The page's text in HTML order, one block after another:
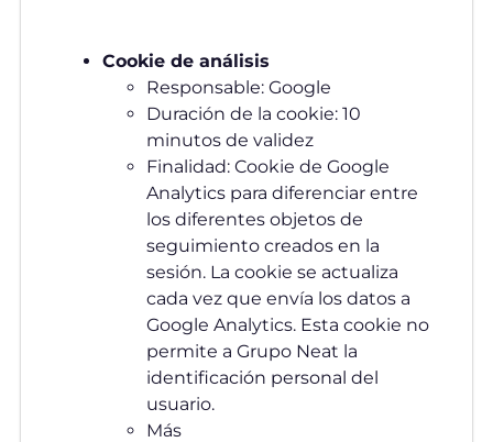
Cookie de análisis
Responsable: Google
Duración de la cookie: 10
minutos de validez
Finalidad: Cookie de Google
Analytics para diferenciar entre
los diferentes objetos de
seguimiento creados en la
sesión. La cookie se actualiza
cada vez que envía los datos a
Google Analytics. Esta cookie no
permite a Grupo Neat la
identificación personal del
usuario.
Más